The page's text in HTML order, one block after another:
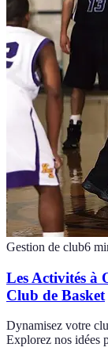
Gestion de club6
Les Activités à
Club de Basket
Dynamisez votre
Explorez nos idées